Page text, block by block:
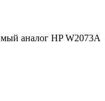
аналог HP W2073A